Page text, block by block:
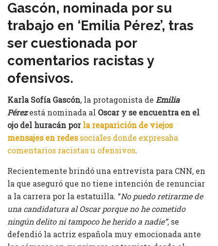
Gascón, nominada por su
trabajo en ‘Emilia Pérez’, tras
ser cuestionada por
comentarios racistas y
ofensivos.
Karla Sofía Gascón, la protagonista de Emilia
Pérez está nominada al Oscar y se encuentra en el
ojo del huracán porla reaparición de viejos
mensajes en redessociales donde expresaba
comentarios racistas u ofensivos.
Recientemente brindó una entrevista para CNN, en
la que aseguró que no tiene intención de renunciar
a la carrera por la estatuilla. “No puedo retirarme de
una candidatura al Oscar porque no he cometido
ningún delito ni tampoco he herido a nadie”, se
defendió la actriz española muy emocionada ante